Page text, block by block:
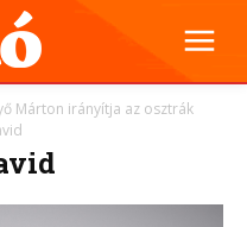
Márton irányítja az osztrák